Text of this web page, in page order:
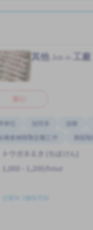
兼职
停車位 加班多
加薪
有機會被錄取全職工作
無經
トウガネえき (ちばけん)
1,000 - 1,200/hour
已發布 3個多月前